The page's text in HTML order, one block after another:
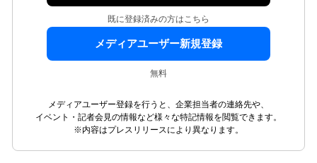
既に登録済みの方はこちら
メディアユーザー新規登録
無料
メディアユーザー登録を行うと、企業担当者の連絡先や、
イベント・記者会見の情報など様々な特記情報を閲覧できます。
※内容はプレスリリースにより異なります。